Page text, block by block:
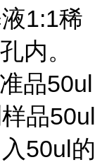
1:1稀
内。
品50ul
品50ul
50ul的